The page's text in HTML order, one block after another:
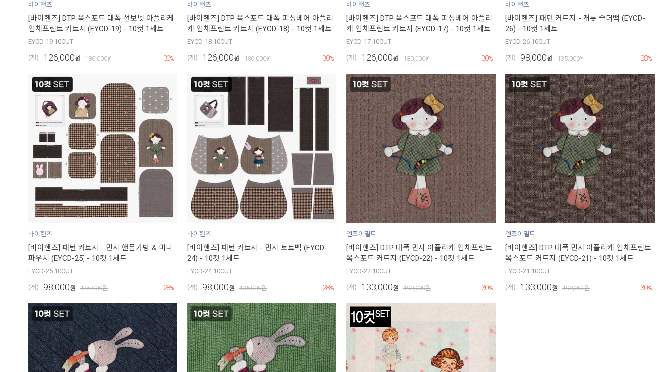
바이핸즈
[바이핸즈] DTP 옥스포드 대폭 선보넷 아플리케
입체프린트 커트지 (EYCD-19) - 10컷 1세트
EYCD-19 10CUT
(개) 126,000원 180,000원 30%
바이핸즈
[바이핸즈] DTP 옥스포드 대폭 피싱베어 아플리
케 입체프린트 커트지 (EYCD-18) - 10컷 1세트
EYCD-18 10CUT
(개) 126,000원 180,000원 30%
바이핸즈
[바이핸즈] DTP 옥스포드 대폭 피싱베어 아플리
케 입체프린트 커트지 (EYCD-17) - 10컷 1세트
EYCD-17 10CUT
(개) 126,000원 180,000원 30%
바이핸즈
[바이핸즈] 패턴 커트지 - 캐롯 숄더백 (EYCD-
26) - 10컷 1세트
EYCD-26 10CUT
(개) 98,000원 135,000원 28%
바이핸즈
[바이핸즈] 패턴 커트지 - 민지 핸폰가방 & 미니
파우치 (EYCD-25) - 10컷 1세트
EYCD-25 10CUT
(개) 98,000원 135,000원 28%
바이핸즈
[바이핸즈] 패턴 커트지 - 민지 토트백 (EYCD-
24) - 10컷 1세트
EYCD-24 10CUT
(개) 98,000원 135,000원 28%
엔조이퀼트
[바이핸즈] DTP 대폭 민지 아플리케 입체프린트
옥스포드 커트지 (EYCD-22) - 10컷 1세트
EYCD-22 10CUT
(개) 133,000원 190,000원 30%
엔조이퀼트
[바이핸즈] DTP 대폭 민지 아플리케 입체프린트
옥스포드 커트지 (EYCD-21) - 10컷 1세트
EYCD-21 10CUT
(개) 133,000원 190,000원 30%